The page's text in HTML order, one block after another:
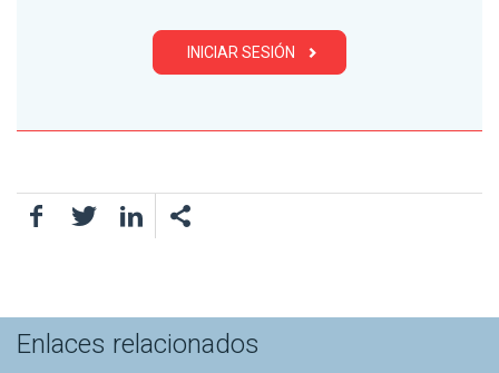
INICIAR SESIÓN
FacebookTwitterLinkedIn
Enlaces relacionados